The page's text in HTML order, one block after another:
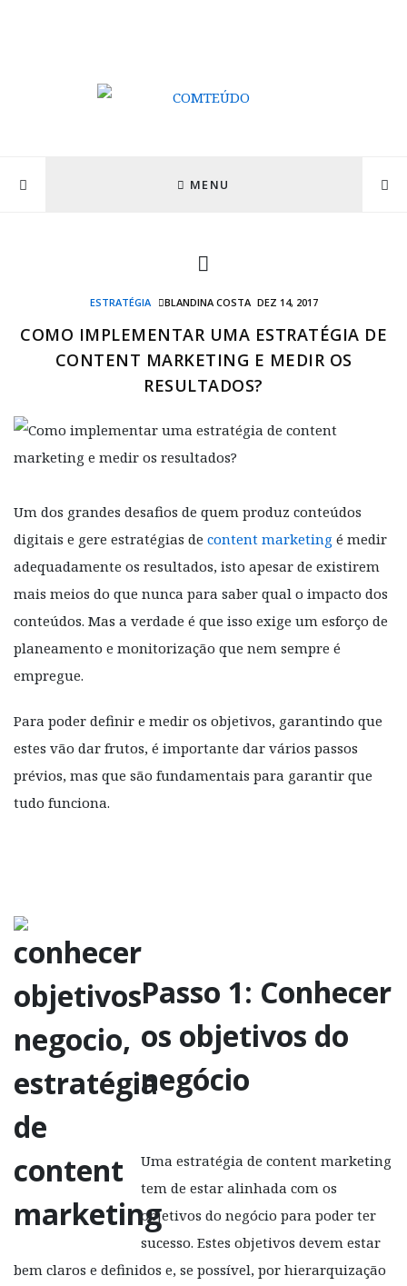
MENU
ESTRATÉGIA BLANDINA COSTA DEZ 14, 2017
COMO IMPLEMENTAR UMA ESTRATÉGIA DE
CONTENT MARKETING E MEDIR OS
RESULTADOS?
Um dos grandes desafios de quem produz conteúdos
digitais e gere estratégias de content marketing é medir
adequadamente os resultados, isto apesar de existirem
mais meios do que nunca para saber qual o impacto dos
conteúdos. Mas a verdade é que isso exige um esforço de
planeamento e monitorização que nem sempre é
empregue.
Para poder definir e medir os objetivos, garantindo que
estes vão dar frutos, é importante dar vários passos
prévios, mas que são fundamentais para garantir que
tudo funciona.
Passo 1: Conhecer
os objetivos do
negócio
Uma estratégia de content marketing
tem de estar alinhada com os
objetivos do negócio para poder ter
sucesso. Estes objetivos devem estar
bem claros e definidos e, se possível, por hierarquização